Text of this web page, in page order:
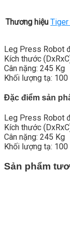
Thương hiệu
Leg Press Robot
Kích thước
Cân nặng: 245 Kg
Khối lượng tạ: 100
Đặc điểm sản
Leg Press Robot
Kích thước
Cân nặng: 245 Kg
Khối lượng tạ: 100
Sản phẩm